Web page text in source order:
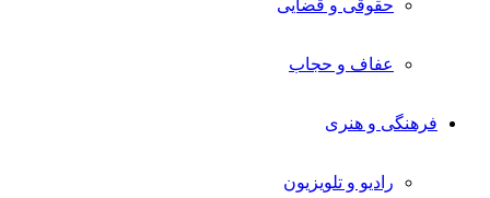
حقوقی و قضایی
عفاف و حجاب
فرهنگی و هنری
رادیو و تلویزیون